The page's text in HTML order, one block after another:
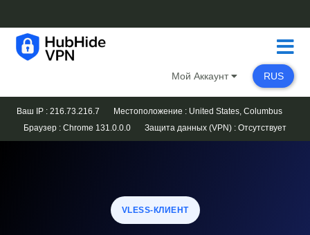
Мой Аккаунт RUS
Ваш IP : 216.73.216.7
Местоположение : United States, Columbus
Браузер : Chrome 131.0.0.0 Защита данных (VPN) : Отсутствует
VLESS-КЛИЕНТ